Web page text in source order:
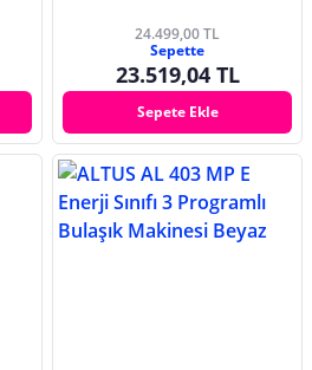
24.499,00 TL
Sepette
23.519,04 TL
Sepete Ekle